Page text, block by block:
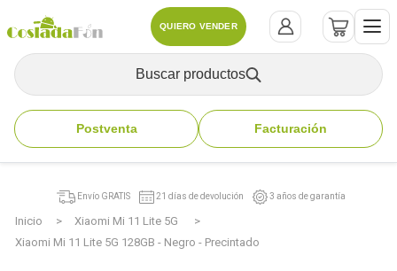
QUIERO VENDER
Buscar productos
Postventa Facturación
Inicio
Xiaomi Mi 11 Lite 5G
Xiaomi Mi 11 Lite 5G 128GB - Negro - Precintado
Envío GRATIS 21 días de devolución 3 años de garantía